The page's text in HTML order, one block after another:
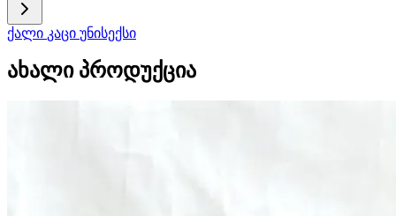
ქალი კაცი უნისექსი
ახალი პროდუქცია